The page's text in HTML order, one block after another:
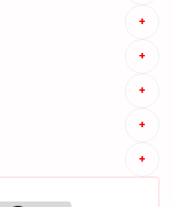
+
+
+
+
+